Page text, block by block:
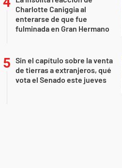
Charlotte Caniggia al
enterarse de que fue
fulminada en Gran Hermano
Sin el capítulo sobre la venta
de tierras a extranjeros, qué
vota el Senado este jueves